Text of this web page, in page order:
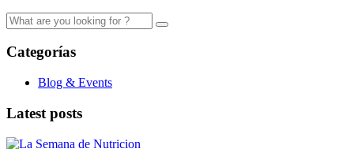
Categorías
Blog & Events
Latest posts